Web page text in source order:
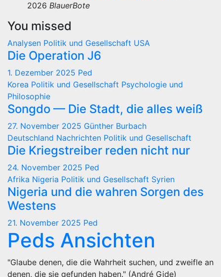
2026 BlauerBote
You missed
Analysen Politik und Gesellschaft USA
Die Operation J6
1. Dezember 2025 Ped
Korea Politik und Gesellschaft Psychologie und
Philosophie
Songdo — Die Stadt, die alles weiß
27. November 2025 Günther Burbach
Deutschland Nachrichten Politik und Gesellschaft
Die Kriegstreiber reden nicht nur
24. November 2025 Ped
Afrika Nigeria Politik und Gesellschaft Syrien
Nigeria und die wahren Sorgen des
Westens
21. November 2025 Ped
Peds Ansichten
"Glaube denen, die die Wahrheit suchen, und zweifle an
denen, die sie gefunden haben." (André Gide)